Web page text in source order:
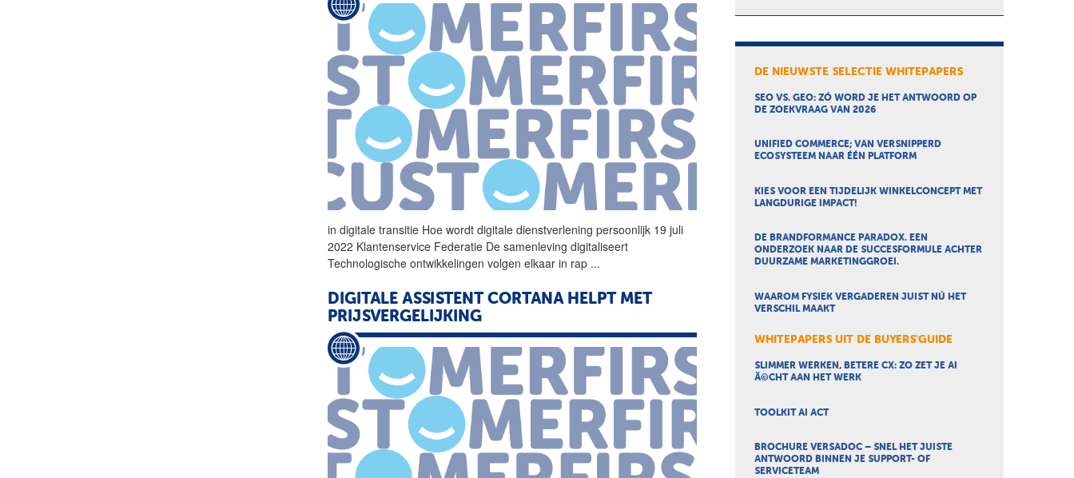
indigitale transitie Hoe wordtdigitale dienstverlening persoonlijk 19 juli
2022 Klantenservice Federatie De samenleving digitaliseert
Technologische ontwikkelingen volgen elkaar in rap ...
DIGITALE ASSISTENT CORTANA HELPT MET
PRIJSVERGELIJKING
DE NIEUWSTE SELECTIE WHITEPAPERS
SEO VS. GEO: ZÓ WORD JE HET ANTWOORD OP
DE ZOEKVRAAG VAN 2026
UNIFIED COMMERCE; VAN VERSNIPPERD
ECOSYSTEEM NAAR ÉÉN PLATFORM
KIES VOOR EEN TIJDELIJK WINKELCONCEPT MET
LANGDURIGE IMPACT!
DE BRANDFORMANCE PARADOX. EEN
ONDERZOEK NAAR DE SUCCESFORMULE ACHTER
DUURZAME MARKETINGGROEI.
WAAROM FYSIEK VERGADEREN JUIST NÚ HET
VERSCHIL MAAKT
WHITEPAPERS UIT DE BUYERS'GUIDE
SLIMMER WERKEN, BETERE CX: ZO ZET JE AI
Ã©CHT AAN HET WERK
TOOLKIT AI ACT
BROCHURE VERSADOC – SNEL HET JUISTE
ANTWOORD BINNEN JE SUPPORT- OF
SERVICETEAM